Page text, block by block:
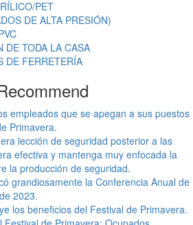
PET
DE ALTA PRESIÓN)
DE TODA LA CASA
DE FERRETERÍA
empleados que se apegan a sus puestos
Primavera.
lección de seguridad posterior a las
efectiva y mantenga muy enfocada la
la producción de seguridad.
grandiosamente la Conferencia Anual de
2023.
los beneficios del Festival de Primavera.